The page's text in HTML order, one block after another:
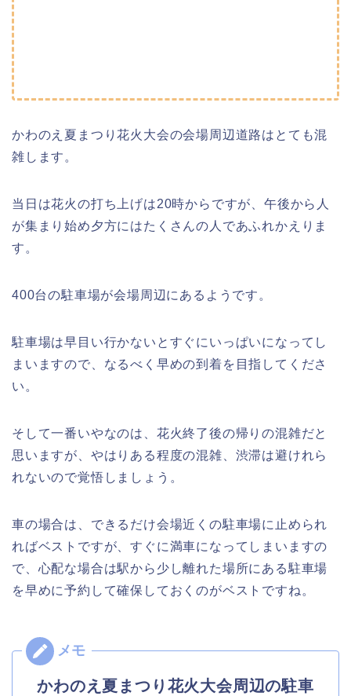
かわのえ夏まつり花火大会の会場周辺道路はとても混
雑します。
当日は花火の打ち上げは20時からですが、午後から人
が集まり始め夕方にはたくさんの人であふれかえりま
す。
400台の駐車場が会場周辺にあるようです。
駐車場は早目い行かないとすぐにいっぱいになってし
まいますので、なるべく早めの到着を目指してくださ
い。
そして一番いやなのは、花火終了後の帰りの混雑だと
思いますが、やはりある程度の混雑、渋滞は避けれら
れないので覚悟しましょう。
車の場合は、できるだけ会場近くの駐車場に止められ
ればベストですが、すぐに満車になってしまいますの
で、心配な場合は駅から少し離れた場所にある駐車場
を早めに予約して確保しておくのがベストですね。
かわのえ夏まつり花火大会周辺の駐車